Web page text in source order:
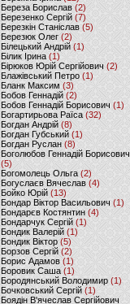
Береза Борислав(2)
Березенко Сергій (7)
Березкін Станіслав (5)
Березюк Олег(2)
Білецький Андрій (1)
Білик Ірина (1)
Бірюков Юрій Сергійович (2)
Блажівський Петро (1)
Бланк Максим(3)
Бобов Геннадій (2)
Бобов Геннадій Борисович (1)
Богартирьова Раїса (32)
Богдан Андрій(8)
Богдан Губський (1)
Богдан Руслан(8)
Боголюбов Геннадій Борисович
(5)
Богомолець Ольга (2)
Богуслаєв Вячеслав (4)
Бойко Юрій (13)
Бондар Віктор Васильович (1)
Бондарєв Костянтин (4)
Бондарчук Сергій(1)
Бондик Валерій (1)
Бондик Віктор(5)
Борзов Сергiй (2)
Борис Адамов(1)
Боровик Саша (1)
Бородянський Володимир (1)
Бочковський Сергій (1)
Боядін В'ячеслав Сергійович